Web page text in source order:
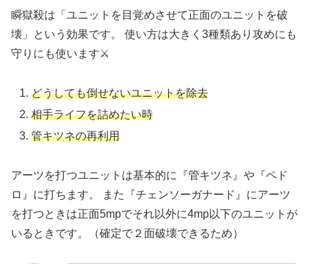
瞬獄殺は「ユニットを目覚めさせて正面のユニットを破
壊」という効果です。 使い方は大きく3種類あり 攻めにも
守りにも使います⚔️
どうしても倒せないユニットを除去
相手ライフを詰めたい時
管キツネの再利用
アーツを打つユニットは基本的に『管キツネ』や『ペド
ロ』に打ちます。 また『チェンソーガナード』にアーツ
を打つときは正面5mpでそれ以外に4mp以下のユニットが
いるときです。（確定で２面破壊できるため）